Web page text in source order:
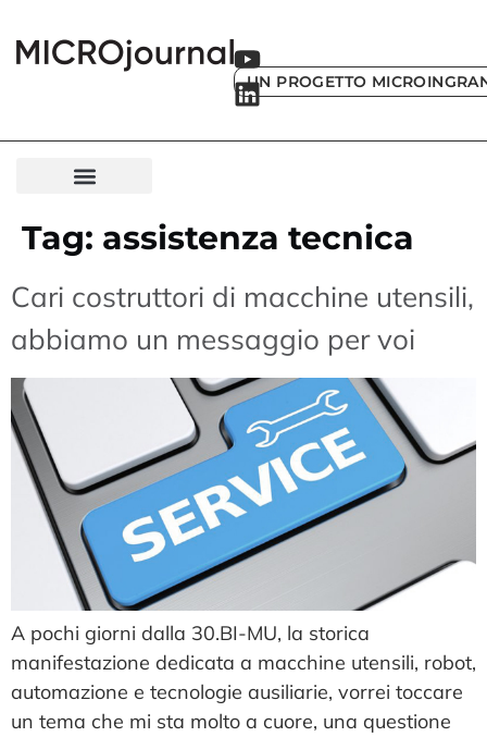
UN PROGETTO
Tag: assistenza tecnica
Cari costruttori di macchine utensili,
abbiamo un messaggio per voi
A pochi giorni dalla 30.BI-MU, la storica
manifestazione dedicata a macchine utensili, robot,
automazione e tecnologie ausiliarie, vorrei toccare
un tema che mi sta molto a cuore, una questione